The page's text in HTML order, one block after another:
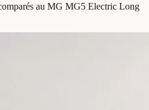
au MG MG5 Electric Long